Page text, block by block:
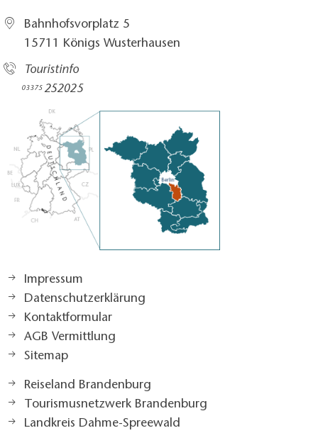
Bahnhofsvorplatz 5​
15711 Königs Wusterhausen
Touristinfo
03375252025​
Impressum
Datenschutzerklärung
Kontaktformular
AGB Vermittlung
Sitemap
Reiseland Brandenburg
Tourismusnetzwerk Brandenburg
Landkreis Dahme-Spreewald